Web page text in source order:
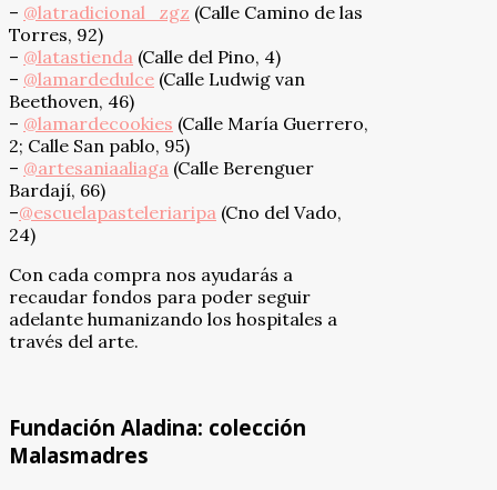
– @latradicional_zgz (Calle Camino de las
Torres, 92)
– @latastienda (Calle del Pino, 4)
– @lamardedulce (Calle Ludwig van
Beethoven, 46)
– @lamardecookies (Calle María Guerrero,
2; Calle San pablo, 95)
– @artesaniaaliaga (Calle Berenguer
Bardají, 66)
–@escuelapasteleriaripa (Cno del Vado,
24)
Con cada compra nos ayudarás a
recaudar fondos para poder seguir
adelante humanizando los hospitales a
través del arte.
Fundación Aladina: colección
Malasmadres